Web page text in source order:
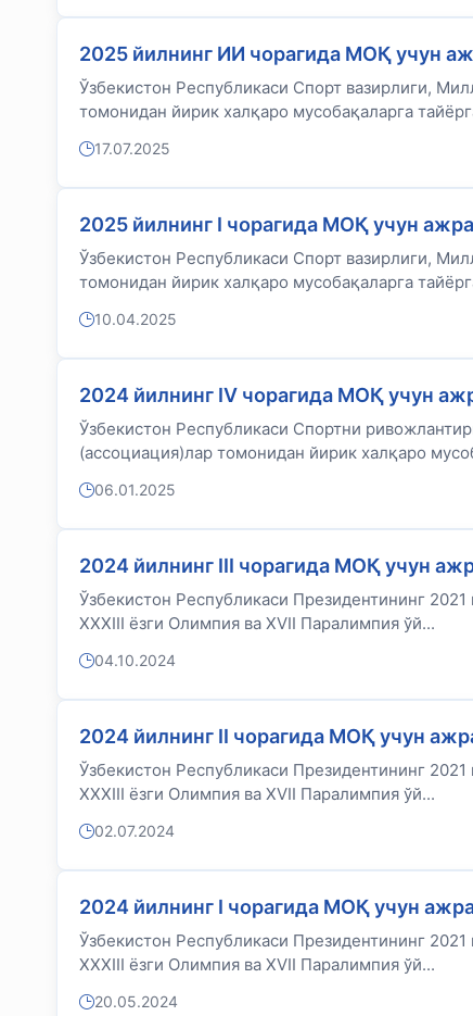
2025 йилнинг ИИ чорагида МОҚ учун
Ўзбекистон Республикаси Спорт вазирлиги,
томонидан йирик халқаро мусобақаларга
17.07.2025
2025 йилнинг I чорагида МОҚ учун
Ўзбекистон Республикаси Спорт вазирлиги,
томонидан йирик халқаро мусобақаларга
10.04.2025
2024 йилнинг IV чорагида МОҚ учун
Ўзбекистон Республикаси Спортни
(ассоциация)лар томонидан йирик халқаро
06.01.2025
2024 йилнинг III чорагида МОҚ учун
Ўзбекистон Республикаси Президентининг
XXXIII ёзги Олимпия ва XVII Паралимпия ўй...
04.10.2024
2024 йилнинг II чорагида МОҚ учун
Ўзбекистон Республикаси Президентининг
XXXIII ёзги Олимпия ва XVII Паралимпия ўй...
02.07.2024
2024 йилнинг I чорагида МОҚ учун
Ўзбекистон Республикаси Президентининг
XXXIII ёзги Олимпия ва XVII Паралимпия ўй...
20.05.2024